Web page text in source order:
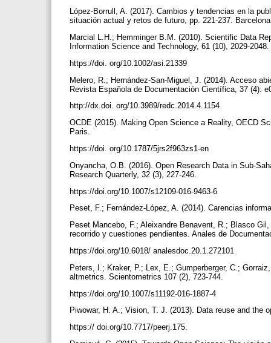
López-Borrull, A. (2017). Cambios y tendencias en la
situación actual y retos de futuro, pp. 221-237.
Marcial L.H.; Hemminger B.M. (2010). Scientific Data
Information Science and Technology, 61 (10), 2029-2048.
https://doi. org/10.1002/asi.21339
Melero, R.; Hernández-San-Miguel, J. (2014). Acceso
Revista Española de Documentación Científica, 37 (4):
http://dx.doi. org/10.3989/redc.2014.4.1154
OCDE (2015). Making Open Science a Reality, OECD
Paris.
https://doi. org/10.1787/5jrs2f963zs1-en
Onyancha, O.B. (2016). Open Research Data in Sub-
Research Quarterly, 32 (3), 227-246.
https://doi.org/10.1007/s12109-016-9463-6
Peset, F.; Fernández-López, A. (2014). Carencias
Peset Mancebo, F.; Aleixandre Benavent, R.; Blasco
recorrido y cuestiones pendientes. Anales de
https://doi.org/10.6018/ analesdoc.20.1.272101
Peters, I.; Kraker, P.; Lex, E.; Gumperberger, C.;
altmetrics. Scientometrics 107 (2), 723-744.
https://doi.org/10.1007/s11192-016-1887-4
Piwowar, H. A.; Vision, T. J. (2013). Data reuse and the
https:// doi.org/10.7717/peerj.175.